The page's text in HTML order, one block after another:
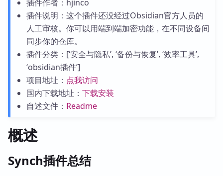
插件作者：hjinco
插件说明：这个插件还没经过Obsidian官方人员的
人工审核。你可以用端到端加密功能，在不同设备间
同步你的仓库。
插件分类：[‘安全与隐私’, ‘备份与恢复’, ‘效率工具’,
‘obsidian插件’]
项目地址： 点我访问
国内下载地址： 下载安装
自述文件： Readme
概述
Synch插件总结